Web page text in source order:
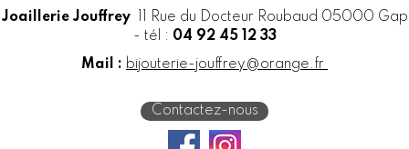
Joaillerie Jouffrey
11 Rue du Docteur Roubaud 05000 Gap
- tél : 04 92 45 12 33
Mail : bijouterie-jouffrey@orange.fr
Contactez-nous